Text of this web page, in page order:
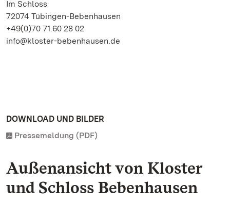
Im Schloss
72074 Tübingen-Bebenhausen
+49(0)70 71.60 28 02
info@kloster-bebenhausen.de
DOWNLOAD UND BILDER
Pressemeldung (PDF)
Außenansicht von Kloster
und Schloss Bebenhausen